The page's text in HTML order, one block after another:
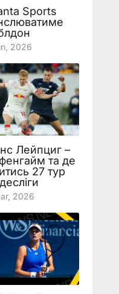
Sports
2026
Лейпциг –
та де
27 тур
2026